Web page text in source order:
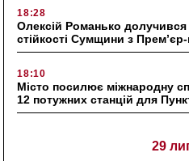
18:28
Олексій Романько
стійкості Сумщини з Прем’єр-
18:10
Місто посилює міжнародну
12 потужних станцій для
29